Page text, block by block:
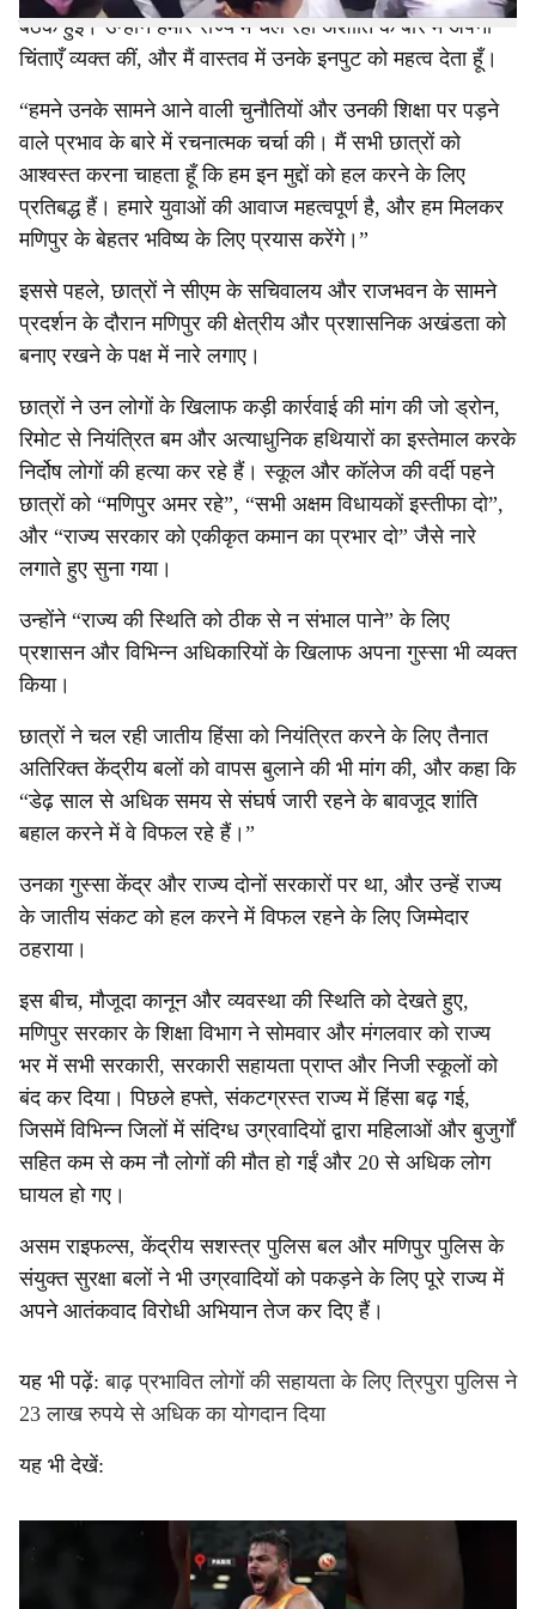
बैठक हुई। उन्होंने हमारे राज्य में चल रही अशांति के बारे में अपनी
चिंताएँ व्यक्त कीं, और मैं वास्तव में उनके इनपुट को महत्व देता हूँ।
“हमने उनके सामने आने वाली चुनौतियों और उनकी शिक्षा पर पड़ने
वाले प्रभाव के बारे में रचनात्मक चर्चा की। मैं सभी छात्रों को
आश्वस्त करना चाहता हूँ कि हम इन मुद्दों को हल करने के लिए
प्रतिबद्ध हैं। हमारे युवाओं की आवाज महत्वपूर्ण है, और हम मिलकर
मणिपुर के बेहतर भविष्य के लिए प्रयास करेंगे।”
इससे पहले, छात्रों ने सीएम के सचिवालय और राजभवन के सामने
प्रदर्शन के दौरान मणिपुर की क्षेत्रीय और प्रशासनिक अखंडता को
बनाए रखने के पक्ष में नारे लगाए।
छात्रों ने उन लोगों के खिलाफ कड़ी कार्रवाई की मांग की जो ड्रोन,
रिमोट से नियंत्रित बम और अत्याधुनिक हथियारों का इस्तेमाल करके
निर्दोष लोगों की हत्या कर रहे हैं। स्कूल और कॉलेज की वर्दी पहने
छात्रों को “मणिपुर अमर रहे”, “सभी अक्षम विधायकों इस्तीफा दो”,
और “राज्य सरकार को एकीकृत कमान का प्रभार दो” जैसे नारे
लगाते हुए सुना गया।
उन्होंने “राज्य की स्थिति को ठीक से न संभाल पाने” के लिए
प्रशासन और विभिन्न अधिकारियों के खिलाफ अपना गुस्सा भी व्यक्त
किया।
छात्रों ने चल रही जातीय हिंसा को नियंत्रित करने के लिए तैनात
अतिरिक्त केंद्रीय बलों को वापस बुलाने की भी मांग की, और कहा कि
“डेढ़ साल से अधिक समय से संघर्ष जारी रहने के बावजूद शांति
बहाल करने में वे विफल रहे हैं।”
उनका गुस्सा केंद्र और राज्य दोनों सरकारों पर था, और उन्हें राज्य
के जातीय संकट को हल करने में विफल रहने के लिए जिम्मेदार
ठहराया।
इस बीच, मौजूदा कानून और व्यवस्था की स्थिति को देखते हुए,
मणिपुर सरकार के शिक्षा विभाग ने सोमवार और मंगलवार को राज्य
भर में सभी सरकारी, सरकारी सहायता प्राप्त और निजी स्कूलों को
बंद कर दिया। पिछले हफ्ते, संकटग्रस्त राज्य में हिंसा बढ़ गई,
जिसमें विभिन्न जिलों में संदिग्ध उग्रवादियों द्वारा महिलाओं और बुजुर्गों
सहित कम से कम नौ लोगों की मौत हो गईं और 20 से अधिक लोग
घायल हो गए।
असम राइफल्स, केंद्रीय सशस्त्र पुलिस बल और मणिपुर पुलिस के
संयुक्त सुरक्षा बलों ने भी उग्रवादियों को पकड़ने के लिए पूरे राज्य में
अपने आतंकवाद विरोधी अभियान तेज कर दिए हैं।
यह भी पढ़ें:बाढ़ प्रभावित लोगों की सहायता के लिए त्रिपुरा पुलिस ने
23 लाख रुपये से अधिक का योगदान दिया
यह भी देखें: